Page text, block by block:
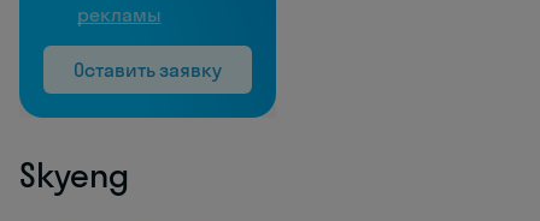
рекламы
Оставить заявку
Skyeng